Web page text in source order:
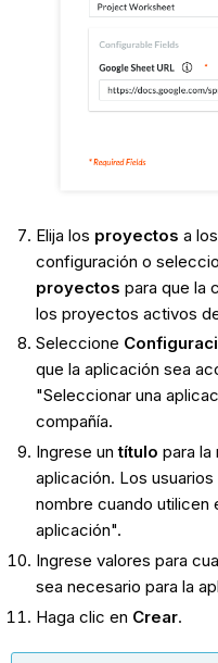
Elija los proyectos a
configuración o
proyectos para que la
los proyectos activos
Seleccione
que la aplicación sea
"Seleccionar una
compañía.
Ingrese untítulo para la
aplicación. Los
nombre cuando utilicen
aplicación".
Ingrese valores para
sea necesario para la
Haga clic en Crear.